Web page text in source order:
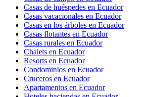
Casas de huéspedes en Ecuador
Casas vacacionales en Ecuador
Casas en los árboles en Ecuador
Casas flotantes en Ecuador
Casas rurales en Ecuador
Chalets en Ecuador
Resorts en Ecuador
Condominios en Ecuador
Cruceros en Ecuador
Apartamentos en Ecuador